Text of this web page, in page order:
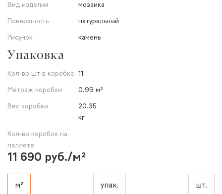
Вид изделия
мозаика
Поверхность
натуральный
Рисунок
камень
Упаковка
Кол-во шт в коробке 11
Метраж коробки
0.99 м²
Вес коробки
20.35
кг
Кол-во коробок на
паллете
11 690 руб./м²
м² упак. шт.